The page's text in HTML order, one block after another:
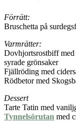
Förrätt:
Bruschetta på
Varmrätter:
Dovhjortsrostbiff med
syrade grönsaker
Fjällröding med
Rödbetor med
Dessert
Tarte Tatin med
Tynnelsörutan med